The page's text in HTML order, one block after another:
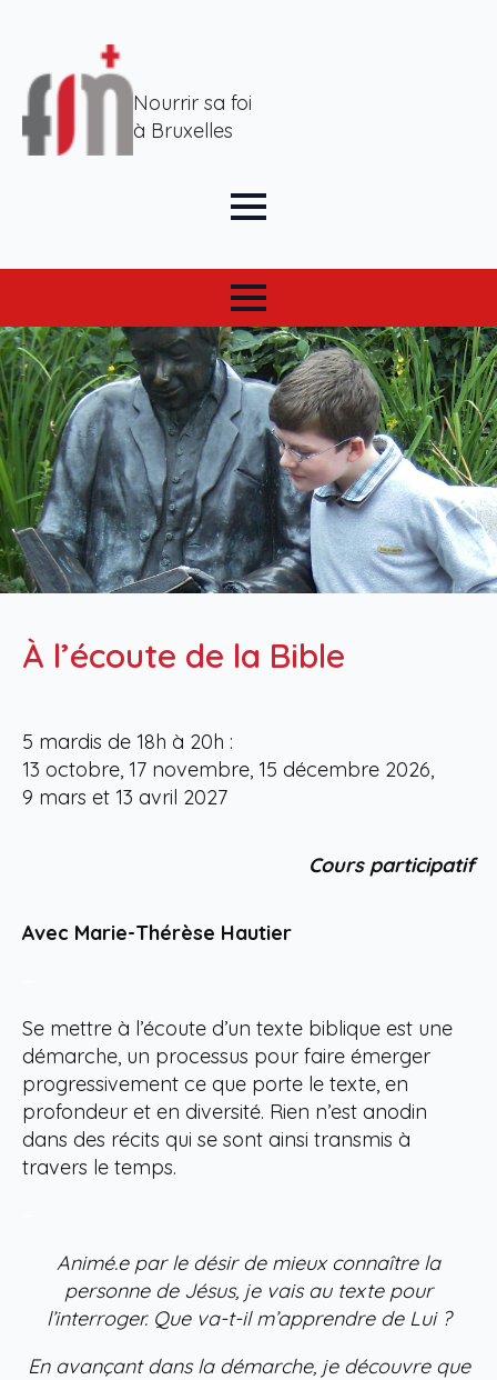
Nourrir sa foi
à Bruxelles
À l’écoute de la Bible
5 mardis de 18h à 20h :
13 octobre, 17 novembre, 15 décembre 2026,
9 mars et 13 avril 2027
Cours participatif
Avec Marie-Thérèse Hautier
Se mettre à l’écoute d’un texte biblique est une
démarche, un processus pour faire émerger
progressivement ce que porte le texte, en
profondeur et en diversité. Rien n’est anodin
dans des récits qui se sont ainsi transmis à
travers le temps.
Animé.e par le désir de mieux connaître la
personne de Jésus, je vais au texte pour
l’interroger. Que va-t-il m’apprendre de Lui ?
En avançant dans la démarche, je découvre que